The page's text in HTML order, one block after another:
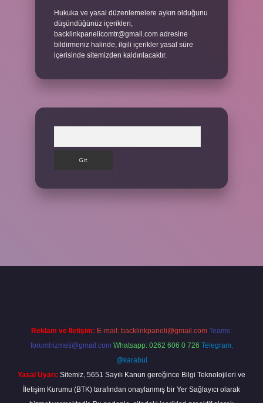
Hukuka ve yasal düzenlemelere aykırı olduğunu
düşündüğünüz içerikleri,
backlinkpanelicomtr@gmail.com adresine
bildirmeniz halinde, ilgili içerikler yasal süre
içerisinde sitemizden kaldırılacaktır.
Reklam ve İletişim: E-mail: backlinkpaneli@gmail.com Teams:
forumhizmeti@gmail.com Whatsapp: 0262 606 0 726 Telegram:
@karabul
Yasal Uyarı: Sitemiz, 5651 Sayılı Kanun gereğince Bilgi Teknolojileri ve
İletişim Kurumu (BTK) tarafından onaylanmış bir Yer Sağlayıcı olarak